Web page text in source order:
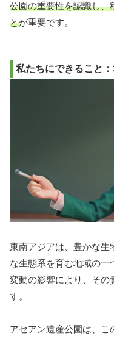
公園の重要性を認識し、
とが重要です。
私たちにできること
東南アジアは、豊かな生
な生態系を育む地域の一
変動の影響により、その
す。
アセアン遺産公園は、こ